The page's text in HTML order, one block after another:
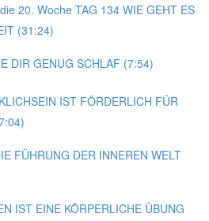
20. Woche TAG 134 WIE GEHT ES
(31:24)
DIR GENUG SCHLAF (7:54)
IST FÖRDERLICH FÜR
FÜHRUNG DER INNEREN WELT
IST EINE KÖRPERLICHE ÜBUNG